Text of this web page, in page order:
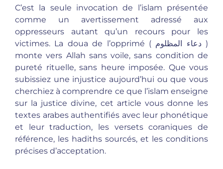
C’est la seule invocation de l’islam présentée
comme un avertissement adressé aux
oppresseurs autant qu’un recours pour les
victimes. La doua de l’opprimé ( دعاء المظلوم )
monte vers Allah sans voile, sans condition de
pureté rituelle, sans heure imposée. Que vous
subissiez une injustice aujourd’hui ou que vous
cherchiez à comprendre ce que l’islam enseigne
sur la justice divine, cet article vous donne les
textes arabes authentifiés avec leur phonétique
et leur traduction, les versets coraniques de
référence, les hadiths sourcés, et les conditions
précises d’acceptation.